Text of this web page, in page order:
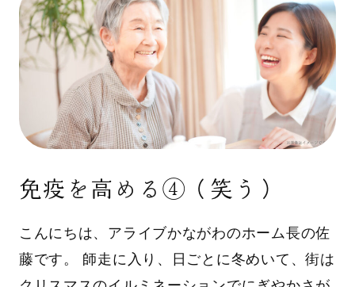
免疫を高める④（笑う）
こんにちは、アライブかながわのホーム長の佐
藤です。 師走に入り、日ごとに冬めいて、街は